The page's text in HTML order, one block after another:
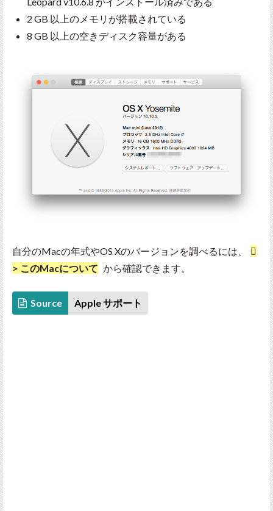
2 GB 以上のメモリが搭載されている
8 GB 以上の空きディスク容量がある
自分のMacの年式やOS Xのバージョンを調べるには、

> このMacについて から確認できます。
Source Apple サポート